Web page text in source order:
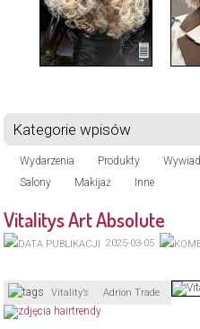
Kategorie wpisów
Wydarzenia Produkty
Salony
Makijaż Inne
Vitalitys Art Absolute
2025-03-05
Vitality’s Adrion Trade